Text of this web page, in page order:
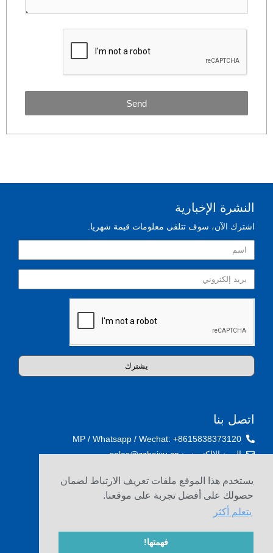
يستخدم هذا الموقع ملفات تعريف الارتباط لضمان
حصولك على أفضل تجربة على موقعنا.
يتعلم أكثر
فهمتها!
Send
النشرة الإخبارية
اشترك الآن، سوف تتلقى معلومات قيمة شهريا.
يشترك
اتصل بنا
MP / Whatsapp / Wechat: +8615838373120
البريد الإلكتروني: sales@zzhaixu.cn
تشنغتشو، الصين